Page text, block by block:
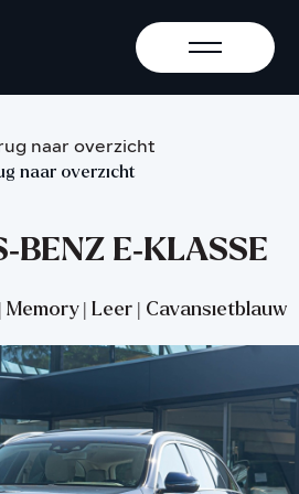
naar overzicht
naar overzicht
BENZ E-KLASSE
Memory | Leer | Cavansietblauw